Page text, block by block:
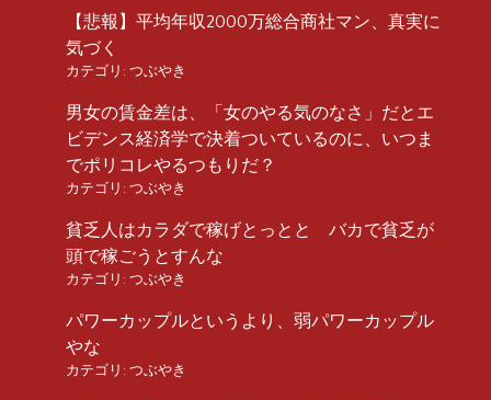
【悲報】平均年収2000万総合商社マン、真実に
気づく
カテゴリ: つぶやき
男女の賃金差は、「女のやる気のなさ」だとエ
ビデンス経済学で決着ついているのに、いつま
でポリコレやるつもりだ？
カテゴリ: つぶやき
貧乏人はカラダで稼げとっとと バカで貧乏が
頭で稼ごうとすんな
カテゴリ: つぶやき
パワーカップルというより、弱パワーカップル
やな
カテゴリ: つぶやき